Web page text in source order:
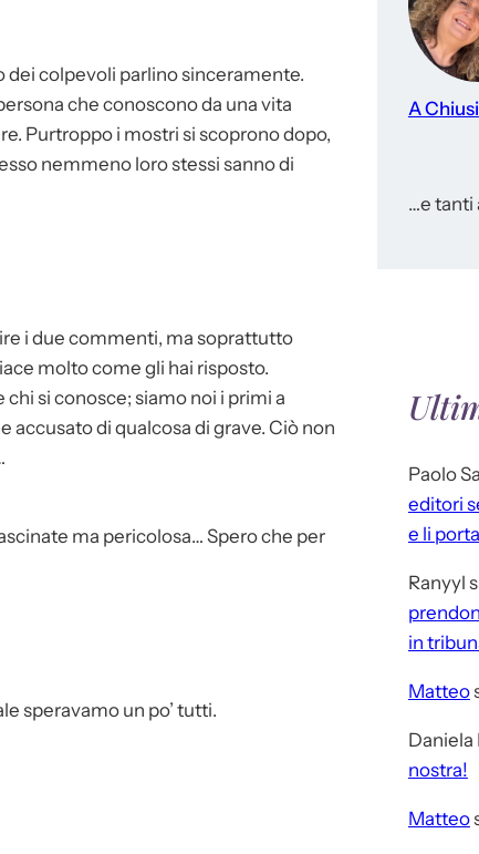
dei colpevoli parlino sinceramente.
che conoscono da una vita
Purtroppo i mostri si scoprono dopo,
nemmeno loro stessi sanno di
i due commenti, ma soprattutto
molto come gli hai risposto.
si conosce; siamo noi i primi a
di qualcosa di grave. Ciò non
ma pericolosa… Spero che per
speravamo un po’ tutti.
A Chiusi
…e tanti
Paolo
editori
e li
Ranyyl
in
Matteo
Daniela
nostra!
Matteo